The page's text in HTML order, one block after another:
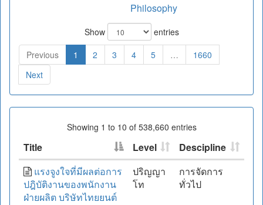
Philosophy
Show
entries
Previous
1 2 3 4 5 …
1660
Next
Showing 1 to 10 of 538,660 entries
Title Level
Descipline
แรงจูงใจที่มีผลต่อการ
ปฎิบัติงานของพนักงาน
ฝ่ายผลิต บริษัทไทยยนต์
ปริญญา
โท
การจัดการ
ทั่วไป